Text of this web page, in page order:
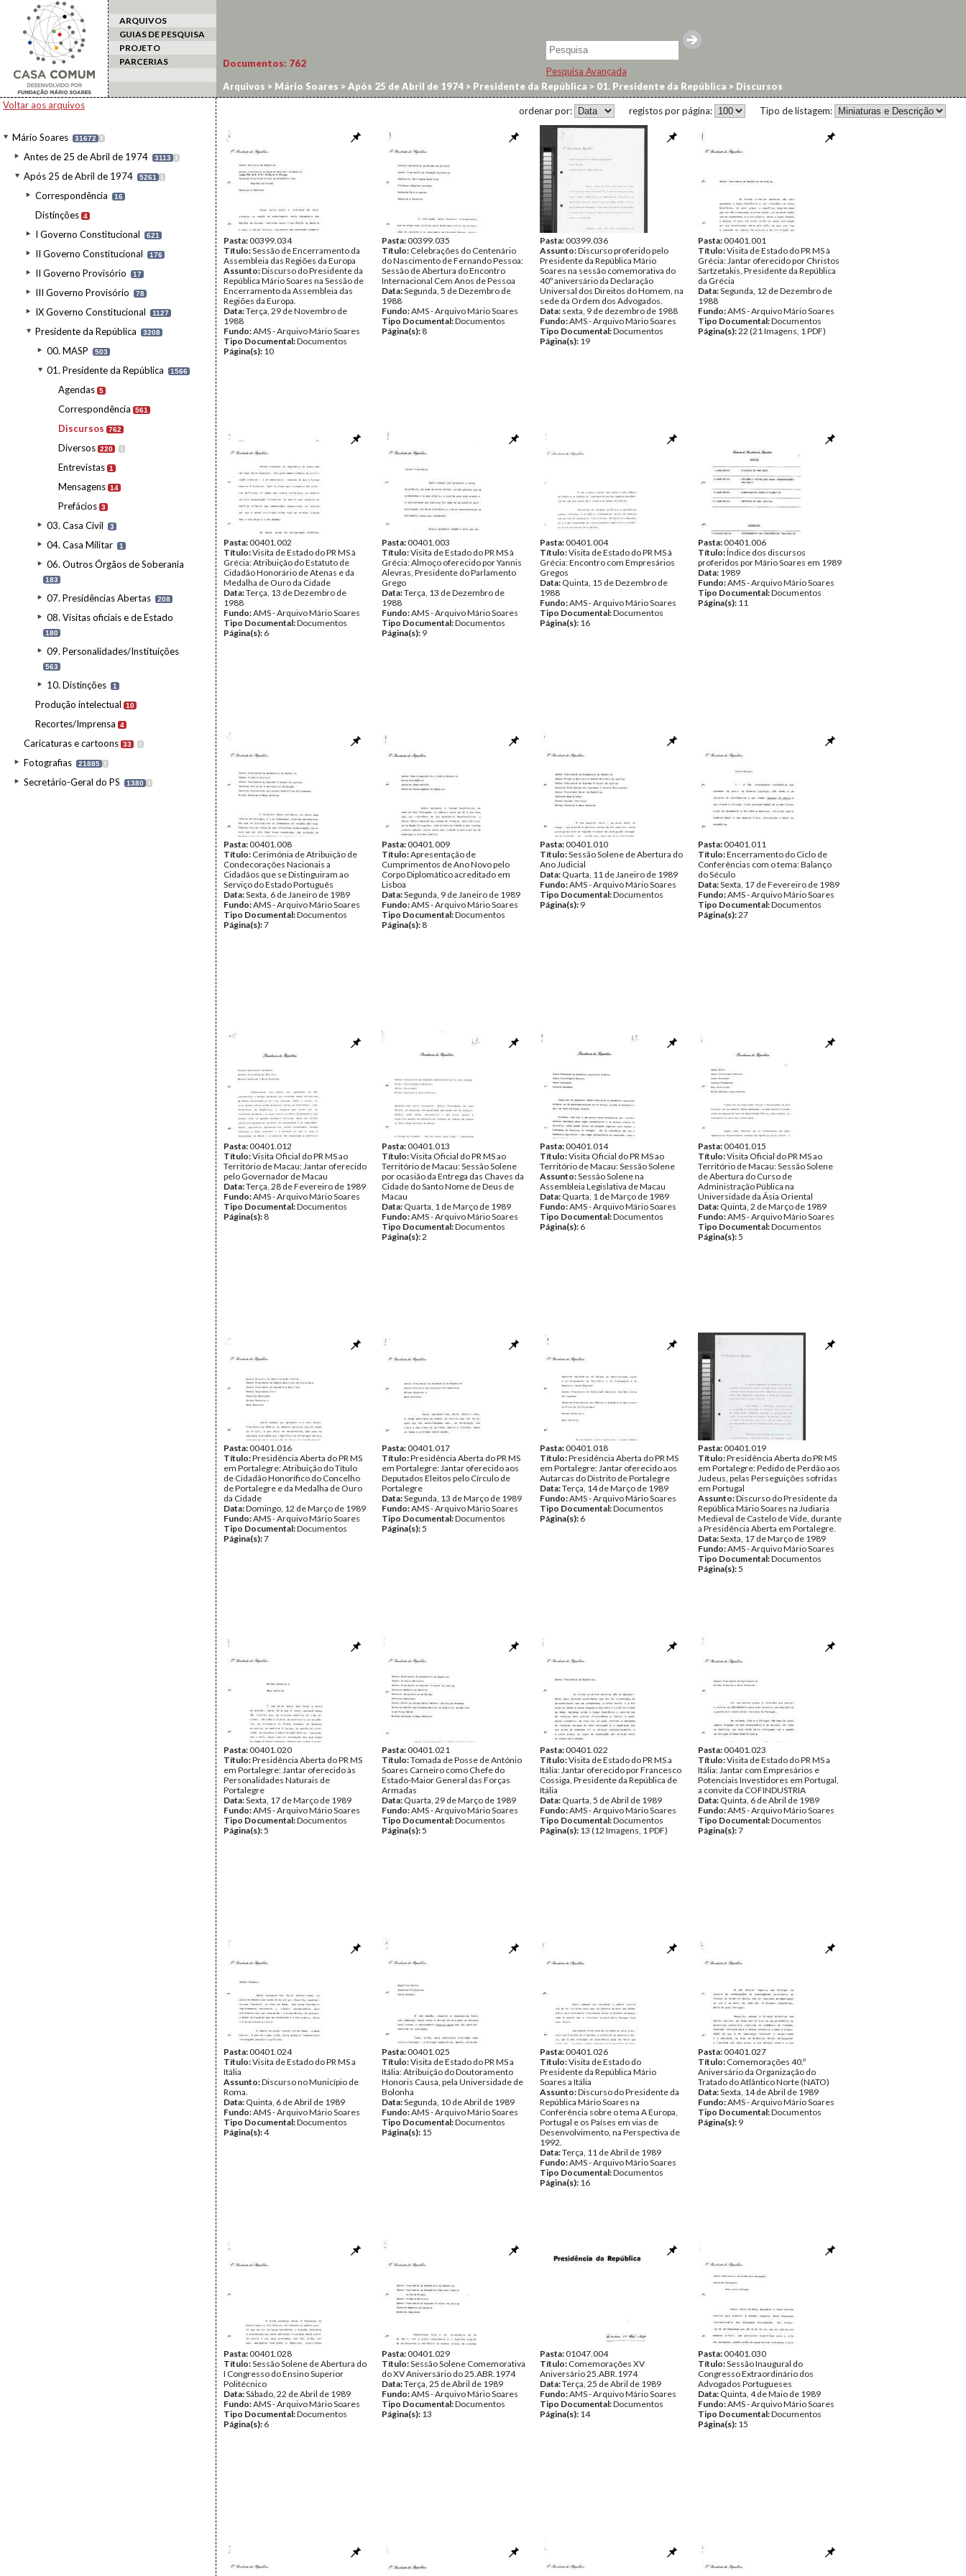
ARQUIVOS
GUIAS DE PESQUISA
PROJETO
PARCERIAS
Pesquisa Avançada
Voltar aos arquivos
Mário Soares 31672 I
Antes de 25 de Abril de 1974 3113 I
Após 25 de Abril de 1974 5261 I
Correspondência 16
Distinções 4
I Governo Constitucional 621
II Governo Constitucional 176
II Governo Provisório 17
III Governo Provisório 78
IX Governo Constitucional 1127
Presidente da República 3208
00. MASP 503
01. Presidente da República 1566
Agendas 5
Correspondência 561
Discursos 762
Diversos 220 I
Entrevistas 1
Mensagens 14
Prefácios 3
03. Casa Civil 3
04. Casa Militar 1
06. Outros Órgãos de Soberania
183
07. Presidências Abertas 208
08. Visitas oficiais e de Estado
180
09. Personalidades/Instituições
563
10. Distinções 1
Produção intelectual 10
Recortes/Imprensa 4
Caricaturas e cartoons 33 I
Fotografias 21885 I
Secretário-Geral do PS 1380 I
Documentos: 762
Arquivos > Mário Soares >Após 25 de Abril de 1974 > Presidente da República > 01. Presidente da República > Discursos
Tipo de listagem:
registos por página:
ordenar por:
Pasta:00399.034
Título:Sessão de Encerramento da
Assembleia das Regiões da Europa
Assunto:Discurso do Presidente da
República Mário Soares na Sessão de
Encerramento da Assembleia das
Regiões da Europa.
Data:Terça, 29 de Novembro de
1988
Fundo:AMS - Arquivo Mário Soares
Tipo Documental:Documentos
Página(s): 10
Pasta:00399.035
Título: Celebrações do Centenário
do Nascimento de Fernando Pessoa:
Sessão de Abertura do Encontro
Internacional Cem Anos de Pessoa
Data:Segunda, 5 de Dezembro de
1988
Fundo:AMS - Arquivo Mário Soares
Tipo Documental:Documentos
Página(s): 8
Pasta:00399.036
Assunto:Discurso proferido pelo
Presidente da República Mário
Soares na sessão comemorativa do
40º aniversário da Declaração
Universal dos Direitos do Homem, na
sede da Ordem dos Advogados.
Data: sexta, 9 de dezembro de 1988
Fundo:AMS - Arquivo Mário Soares
Tipo Documental:Documentos
Página(s): 19
Pasta:00401.001
Título:Visita de Estado do PR MS à
Grécia: Jantar oferecido por Christos
Sartzetakis, Presidente da República
da Grécia
Data:Segunda, 12 de Dezembro de
1988
Fundo:AMS - Arquivo Mário Soares
Tipo Documental:Documentos
Página(s):22 (21 Imagens, 1 PDF)
Pasta:00401.002
Título:Visita de Estado do PR MS à
Grécia: Atribuição do Estatuto de
Cidadão Honorário de Atenas e da
Medalha de Ouro da Cidade
Data:Terça, 13 de Dezembro de
1988
Fundo:AMS - Arquivo Mário Soares
Tipo Documental:Documentos
Página(s): 6
Pasta:00401.003
Título:Visita de Estado do PR MS à
Grécia: Almoço oferecido por Yannis
Alevras, Presidente do Parlamento
Grego
Data:Terça, 13 de Dezembro de
1988
Fundo:AMS - Arquivo Mário Soares
Tipo Documental:Documentos
Página(s): 9
Pasta:00401.004
Título:Visita de Estado do PR MS à
Grécia: Encontro com Empresários
Gregos
Data: Quinta, 15 de Dezembro de
1988
Fundo:AMS - Arquivo Mário Soares
Tipo Documental:Documentos
Página(s): 16
Pasta:00401.006
Título:Índice dos discursos
proferidos por Mário Soares em 1989
Data: 1989
Fundo:AMS - Arquivo Mário Soares
Tipo Documental:Documentos
Página(s): 11
Pasta:00401.008
Título: Cerimónia de Atribuição de
Condecorações Nacionais a
Cidadãos que se Distinguiram ao
Serviço do Estado Português
Data:Sexta, 6 de Janeiro de 1989
Fundo:AMS - Arquivo Mário Soares
Tipo Documental:Documentos
Página(s):7
Pasta:00401.009
Título:Apresentação de
Cumprimentos de Ano Novo pelo
Corpo Diplomático acreditado em
Lisboa
Data:Segunda, 9 de Janeiro de 1989
Fundo:AMS - Arquivo Mário Soares
Tipo Documental:Documentos
Página(s): 8
Pasta:00401.010
Título:Sessão Solene de Abertura do
Ano Judicial
Data: Quarta, 11 de Janeiro de 1989
Fundo:AMS - Arquivo Mário Soares
Tipo Documental:Documentos
Página(s): 9
Pasta:00401.011
Título:Encerramento do Ciclo de
Conferências com o tema: Balanço
do Século
Data:Sexta, 17 de Fevereiro de 1989
Fundo:AMS - Arquivo Mário Soares
Tipo Documental:Documentos
Página(s):27
Pasta:00401.012
Título:Visita Oficial do PR MS ao
Território de Macau: Jantar oferecido
pelo Governador de Macau
Data:Terça, 28 de Fevereiro de 1989
Fundo:AMS - Arquivo Mário Soares
Tipo Documental:Documentos
Página(s): 8
Pasta:00401.013
Título:Visita Oficial do PR MS ao
Território de Macau: Sessão Solene
por ocasião da Entrega das Chaves da
Cidade do Santo Nome de Deus de
Macau
Data: Quarta, 1 de Março de 1989
Fundo:AMS - Arquivo Mário Soares
Tipo Documental:Documentos
Página(s):2
Pasta:00401.014
Título:Visita Oficial do PR MS ao
Território de Macau: Sessão Solene
Assunto:Sessão Solene na
Assembleia Legislativa de Macau
Data: Quarta, 1 de Março de 1989
Fundo:AMS - Arquivo Mário Soares
Tipo Documental:Documentos
Página(s): 6
Pasta:00401.015
Título:Visita Oficial do PR MS ao
Território de Macau: Sessão Solene
de Abertura do Curso de
Administração Pública na
Universidade da Ásia Oriental
Data: Quinta, 2 de Março de 1989
Fundo:AMS - Arquivo Mário Soares
Tipo Documental:Documentos
Página(s):5
Pasta:00401.016
Título:Presidência Aberta do PR MS
em Portalegre: Atribuição do Título
de Cidadão Honorífico do Concelho
de Portalegre e da Medalha de Ouro
da Cidade
Data:Domingo, 12 de Março de 1989
Fundo:AMS - Arquivo Mário Soares
Tipo Documental:Documentos
Página(s):7
Pasta:00401.017
Título:Presidência Aberta do PR MS
em Portalegre: Jantar oferecido aos
Deputados Eleitos pelo Círculo de
Portalegre
Data:Segunda, 13 de Março de 1989
Fundo:AMS - Arquivo Mário Soares
Tipo Documental:Documentos
Página(s):5
Pasta:00401.018
Título:Presidência Aberta do PR MS
em Portalegre: Jantar oferecido aos
Autarcas do Distrito de Portalegre
Data:Terça, 14 de Março de 1989
Fundo:AMS - Arquivo Mário Soares
Tipo Documental:Documentos
Página(s): 6
Pasta:00401.019
Título:Presidência Aberta do PR MS
em Portalegre: Pedido de Perdão aos
Judeus, pelas Perseguições sofridas
em Portugal
Assunto:Discurso do Presidente da
República Mário Soares na Judiaria
Medieval de Castelo de Vide, durante
a Presidência Aberta em Portalegre.
Data:Sexta, 17 de Março de 1989
Fundo:AMS - Arquivo Mário Soares
Tipo Documental:Documentos
Página(s):5
Pasta:00401.020
Título:Presidência Aberta do PR MS
em Portalegre: Jantar oferecido às
Personalidades Naturais de
Portalegre
Data:Sexta, 17 de Março de 1989
Fundo:AMS - Arquivo Mário Soares
Tipo Documental:Documentos
Página(s):5
Pasta:00401.021
Título:Tomada de Posse de António
Soares Carneiro como Chefe do
Estado-Maior General das Forças
Armadas
Data: Quarta, 29 de Março de 1989
Fundo:AMS - Arquivo Mário Soares
Tipo Documental:Documentos
Página(s):5
Pasta:00401.022
Título:Visita de Estado do PR MS a
Itália: Jantar oferecido por Francesco
Cossiga, Presidente da República de
Itália
Data: Quarta, 5 de Abril de 1989
Fundo:AMS - Arquivo Mário Soares
Tipo Documental:Documentos
Página(s): 13 (12 Imagens, 1 PDF)
Pasta:00401.023
Título:Visita de Estado do PR MS a
Itália: Jantar com Empresários e
Potenciais Investidores em Portugal,
a convite da COFINDUSTRIA
Data: Quinta, 6 de Abril de 1989
Fundo:AMS - Arquivo Mário Soares
Tipo Documental:Documentos
Página(s):7
Pasta:00401.024
Título:Visita de Estado do PR MS a
Itália
Assunto:Discurso no Município de
Roma.
Data: Quinta, 6 de Abril de 1989
Fundo:AMS - Arquivo Mário Soares
Tipo Documental:Documentos
Página(s):4
Pasta:00401.025
Título:Visita de Estado do PR MS a
Itália: Atribuição do Doutoramento
Honoris Causa, pela Universidade de
Bolonha
Data:Segunda, 10 de Abril de 1989
Fundo:AMS - Arquivo Mário Soares
Tipo Documental:Documentos
Página(s): 15
Pasta:00401.026
Título:Visita de Estado do
Presidente da República Mário
Soares a Itália
Assunto:Discurso do Presidente da
República Mário Soares na
Conferência sobre o tema A Europa,
Portugal e os Países em vias de
Desenvolvimento, na Perspectiva de
1992.
Data:Terça, 11 de Abril de 1989
Fundo:AMS - Arquivo Mário Soares
Tipo Documental:Documentos
Página(s): 16
Pasta:00401.027
Título: Comemorações 40.º
Aniversário da Organização do
Tratado do Atlântico Norte (NATO)
Data:Sexta, 14 de Abril de 1989
Fundo:AMS - Arquivo Mário Soares
Tipo Documental:Documentos
Página(s): 9
Pasta:00401.028
Título:Sessão Solene de Abertura do
I Congresso do Ensino Superior
Politécnico
Data:Sábado, 22 de Abril de 1989
Fundo:AMS - Arquivo Mário Soares
Tipo Documental:Documentos
Página(s): 6
Pasta:00401.029
Título:Sessão Solene Comemorativa
do XV Aniversário do 25.ABR.1974
Data:Terça, 25 de Abril de 1989
Fundo:AMS - Arquivo Mário Soares
Tipo Documental:Documentos
Página(s): 13
Pasta:01047.004
Título: Comemorações XV
Aniversário 25.ABR.1974
Data:Terça, 25 de Abril de 1989
Fundo:AMS - Arquivo Mário Soares
Tipo Documental:Documentos
Página(s): 14
Pasta:00401.030
Título:Sessão Inaugural do
Congresso Extraordinário dos
Advogados Portugueses
Data: Quinta, 4 de Maio de 1989
Fundo:AMS - Arquivo Mário Soares
Tipo Documental:Documentos
Página(s): 15